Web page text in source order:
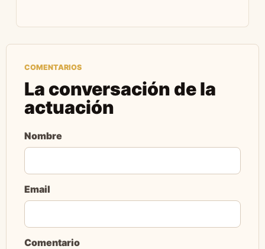
COMENTARIOS
La conversación de la
actuación
Nombre
Email
Comentario